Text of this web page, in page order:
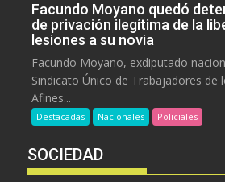
Facundo Moyano quedó
de privación ilegítima de la
lesiones a su novia
Facundo Moyano, exdiputado
Sindicato Único de Trabajadores de
Afines...
Destacadas Nacionales Policiales
SOCIEDAD